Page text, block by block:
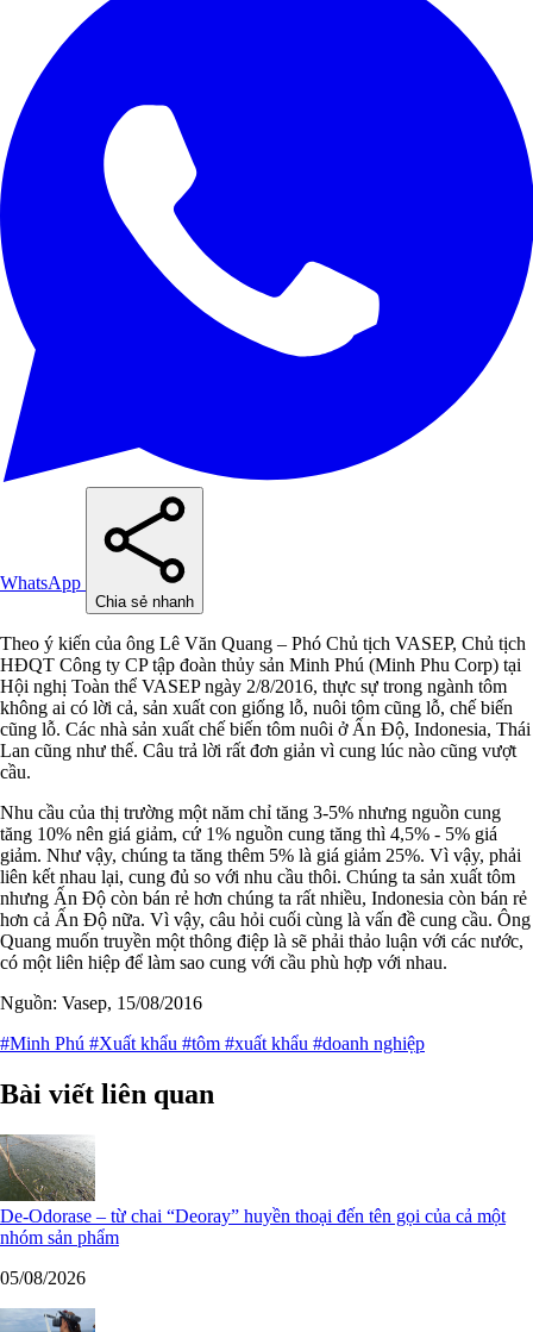
WhatsApp
Chia sẻ nhanh
Theo ý kiến của ông Lê Văn Quang – Phó Chủ tịch VASEP, Chủ tịch
HĐQT Công ty CP tập đoàn thủy sản Minh Phú (Minh Phu Corp) tại
Hội nghị Toàn thể VASEP ngày 2/8/2016, thực sự trong ngành tôm
không ai có lời cả, sản xuất con giống lỗ, nuôi tôm cũng lỗ, chế biến
cũng lỗ. Các nhà sản xuất chế biến tôm nuôi ở Ấn Độ, Indonesia, Thái
Lan cũng như thế. Câu trả lời rất đơn giản vì cung lúc nào cũng vượt
cầu.
Nhu cầu của thị trường một năm chỉ tăng 3-5% nhưng nguồn cung
tăng 10% nên giá giảm, cứ 1% nguồn cung tăng thì 4,5% - 5% giá
giảm. Như vậy, chúng ta tăng thêm 5% là giá giảm 25%. Vì vậy, phải
liên kết nhau lại, cung đủ so với nhu cầu thôi. Chúng ta sản xuất tôm
nhưng Ấn Độ còn bán rẻ hơn chúng ta rất nhiều, Indonesia còn bán rẻ
hơn cả Ấn Độ nữa. Vì vậy, câu hỏi cuối cùng là vấn đề cung cầu. Ông
Quang muốn truyền một thông điệp là sẽ phải thảo luận với các nước,
có một liên hiệp để làm sao cung với cầu phù hợp với nhau.
Nguồn: Vasep, 15/08/2016
#Minh Phú #Xuất khẩu #tôm #xuất khẩu #doanh nghiệp
Bài viết liên quan
De-Odorase – từ chai “Deoray” huyền thoại đến tên gọi của cả một
nhóm sản phẩm
05/08/2026